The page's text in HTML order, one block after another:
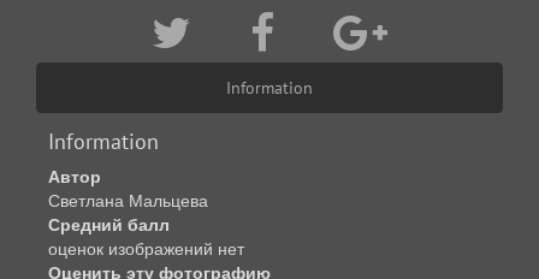
Information
Information
Автор
Светлана Мальцева
Средний балл
оценок изображений нет
Оценить эту фотографию